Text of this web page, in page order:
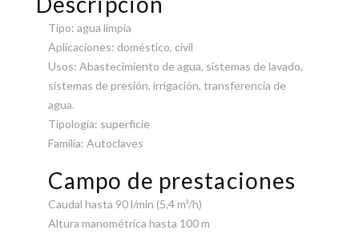
Tipo: agua limpia
Aplicaciones: doméstico, civil
Usos: Abastecimiento de agua, sistemas de lavado,
sistemas de presión, irrigación, transferencia de
agua.
Tipología: superficie
Familia: Autoclaves
Campo de prestaciones
Caudal hasta 90 l/min (5,4 m³/h)
Altura manométrica hasta 100 m